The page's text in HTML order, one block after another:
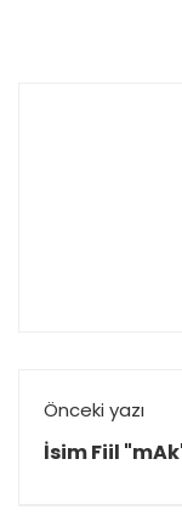
Önceki yazı
İsim Fiil